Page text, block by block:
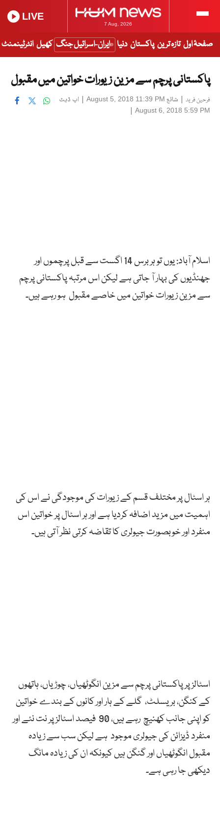
7 Aug, 2026
LIVE
صفحۂ اول تازہ ترین پاکستان دنیا ایران-اسرائیل جنگ کھیل انٹرٹینمنٹ
پاکستانی پرچم سے مزین زیورات خواتین میں مقبول
فرحین فرید | شائع August 5, 2018 11:39 PM
| اپ ڈیٹ
August 6, 2018 5:59 PM
|
اسلام آباد: یوں تو ہر برس 14 اگست سے قبل پرچموں اور
جھنڈیوں کی بہار آ جاتی ہے لیکن اس مرتبہ پاکستانی پرچم
سے مزین زیورات خواتین میں خاصے مقبول ہو رہے ہیں۔
ہر اسٹال پر مختلف قسم کے زیورات کی موجودگی نے اس کی
اہمیت میں مزید اضافہ کردیا ہے اور ہر اسٹال پر خواتین اس
منفرد اور خوبصورت جیولری کا تقاضہ کرتی نظر آتی ہیں۔
اسٹالز پر پاکستانی پرچم سے مزین انگوٹھیاں، چوڑیاں، ہاتھوں
کے کنگن، بریسلٹ، گلے کے ہار اور کانوں کے بندے خواتین
کو اپنی جانب کھنیچ رہے ہیں، 90 فیصد اسٹالز پر نت نئے اور
منفرد ڈیزائن کی جیولری موجود ہے لیکن سب سے زیادہ
مقبول انگوٹھیاں اور گنگن ہیں کیونکہ ان کی زیادہ مانگ
دیکھی جا رہی ہے۔